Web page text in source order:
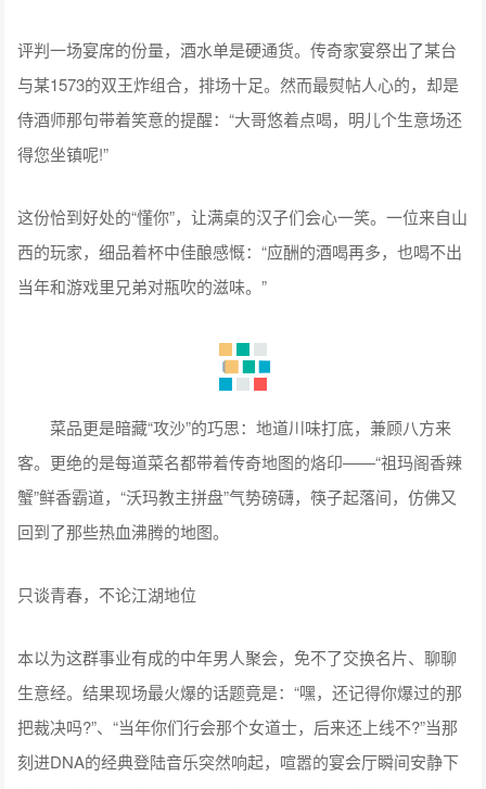
评判一场宴席的份量，酒水单是硬通货。传奇家宴祭出了某台
与某1573的双王炸组合，排场十足。然而最熨帖人心的，却是
侍酒师那句带着笑意的提醒：“大哥悠着点喝，明儿个生意场还
得您坐镇呢!”
这份恰到好处的“懂你”，让满桌的汉子们会心一笑。一位来自山
西的玩家，细品着杯中佳酿感慨：“应酬的酒喝再多，也喝不出
当年和游戏里兄弟对瓶吹的滋味。”
菜品更是暗藏“攻沙”的巧思：地道川味打底，兼顾八方来
客。更绝的是每道菜名都带着传奇地图的烙印——“祖玛阁香辣
蟹”鲜香霸道，“沃玛教主拼盘”气势磅礴，筷子起落间，仿佛又
回到了那些热血沸腾的地图。
只谈青春，不论江湖地位
本以为这群事业有成的中年男人聚会，免不了交换名片、聊聊
生意经。结果现场最火爆的话题竟是：“嘿，还记得你爆过的那
把裁决吗?”、“当年你们行会那个女道士，后来还上线不?”当那
刻进DNA的经典登陆音乐突然响起，喧嚣的宴会厅瞬间安静下